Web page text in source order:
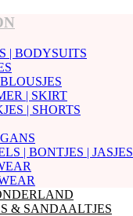
| BODYSUITS
| SKIRT
| SHORTS
| BONTJES | JASJES
& SANDAALTJES